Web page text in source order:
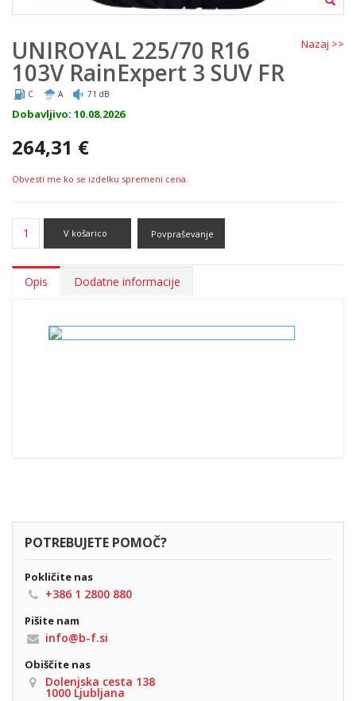
Nazaj >>
UNIROYAL 225/70 R16
103V RainExpert 3 SUV FR
C A 71 dB
Dobavljivo: 10.08.2026
264,31 €
Obvesti me ko se izdelku spremeni cena.
V košarico Povpraševanje
Opis Dodatne informacije
POTREBUJETE POMOČ?
Pokličite nas
+386 1 2800 880
Pišite nam
info@b-f.si
Obiščite nas
Dolenjska cesta 138
1000 Ljubljana